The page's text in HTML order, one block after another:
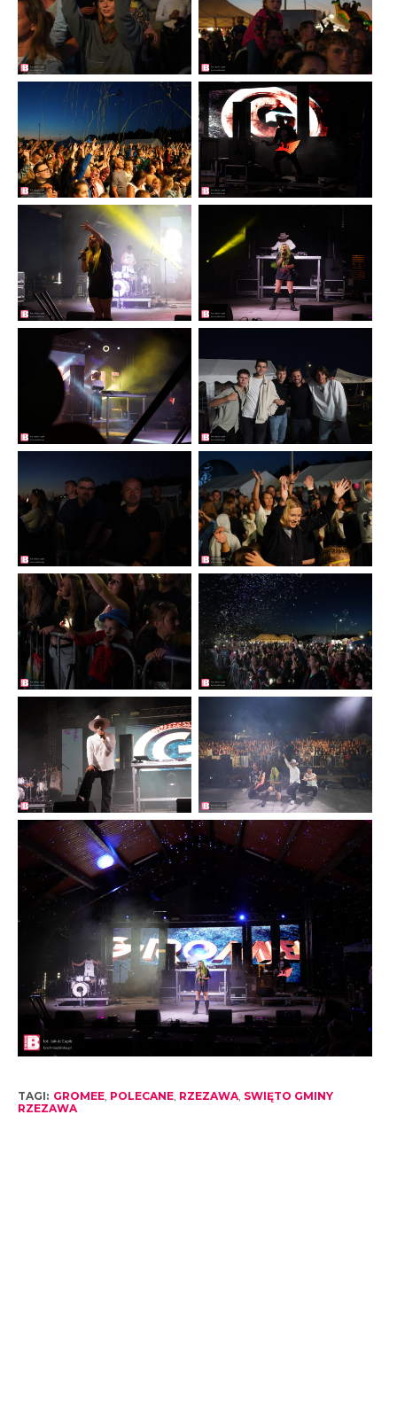
TAGI: GROMEE, POLECANE, RZEZAWA, SWIĘTO GMINY
RZEZAWA